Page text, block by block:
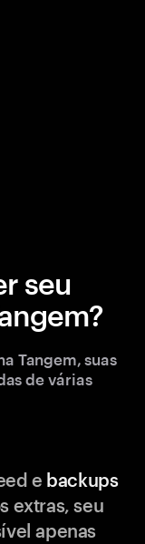
seu
Tangem, suas
de várias
e backups
extras, seu
apenas